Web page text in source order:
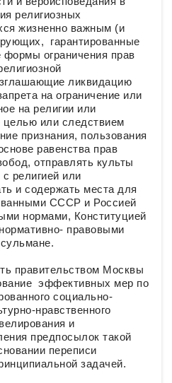
религиозных
жизненно важным (и
гарантированные
ограничения прав
ликвидацию
на ограничение или
на религии или
или следствием
признания, пользования
равенства прав
отправлять культы
религией или
и содержать места для
СССР и Россией
нормами, Конституцией
правовыми
правительством Москвы
эффективных мер по
социально-
нравственного
и
предпосылок такой
переписи
задачей.